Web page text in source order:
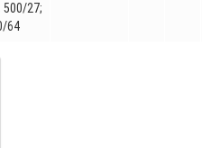
500/27;
64